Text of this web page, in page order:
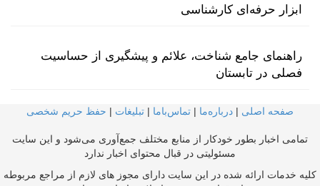
ابزار حرفه‌ای کارشناسی
راهنمای جامع شناخت، علائم و پیشگیری از حساسیت
فصلی در تابستان
صفحه اصلی | درباره‌ما | تماس‌با‌ما | تبلیغات | حفظ حریم شخصی
تمامی اخبار بطور خودکار از منابع مختلف جمع‌آوری می‌شود و این سایت
مسئولیتی در قبال محتوای اخبار ندارد
کلیه خدمات ارائه شده در این سایت دارای مجوز های لازم از مراجع مربوطه